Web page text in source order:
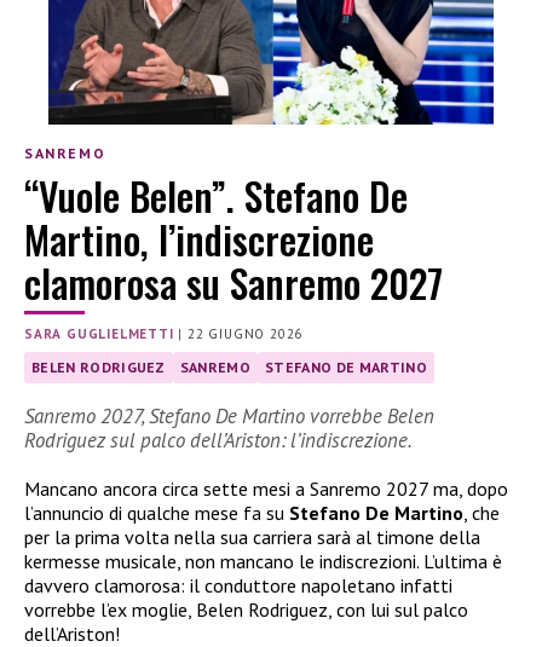
SANREMO
“Vuole Belen”. Stefano De
Martino, l’indiscrezione
clamorosa su Sanremo 2027
SARA GUGLIELMETTI |22 GIUGNO 2026
BELEN RODRIGUEZ SANREMO STEFANO DE MARTINO
Sanremo 2027, Stefano De Martino vorrebbe Belen
Rodriguez sul palco dell’Ariston: l’indiscrezione.
Mancano ancora circa sette mesi a Sanremo 2027 ma, dopo
l’annuncio di qualche mese fa su Stefano De Martino , che
per la prima volta nella sua carriera sarà al timone della
kermesse musicale, non mancano le indiscrezioni. L’ultima è
davvero clamorosa: il conduttore napoletano infatti
vorrebbe l’ex moglie, Belen Rodriguez, con lui sul palco
dell’Ariston!